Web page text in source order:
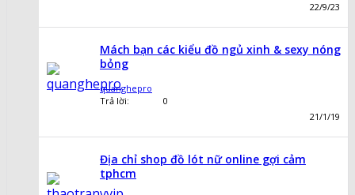
22/9/23
Mách bạn các kiểu đồ ngủ xinh & sexy nóng
bỏng
quanghepro
Trả lời:
0
21/1/19
Địa chỉ shop đồ lót nữ online gợi cảm
tphcm